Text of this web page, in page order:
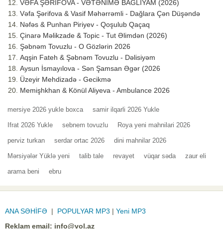
VƏFA ŞƏRİFOVA - VƏTƏNİMƏ BAĞLIYAM (2026)
Vəfa Şərifova & Vasif Məhərrəmli - Dağlara Çən Düşəndə
Nəfəs & Punhan Piriyev - Qoşulub Qaçaq
Çinarə Məlikzade & Topic - Tut Əlimdən (2026)
Şəbnəm Tovuzlu - O Gözlərin 2026
Aqşin Fateh & Şəbnəm Tovuzlu - Dəlisiyəm
Aysun İsmayılova - Sən Şamsan Əgər (2026
Üzeyir Mehdizadə - Gecikmə
Memişhkhan & Könül Aliyeva - Ambulance 2026
mersiye 2026 yukle boxca samir ilqarli 2026 Yukle
Ifrat 2026 Yukle sebnem tovuzlu Roya yeni mahnilari 2026
perviz turkan serdar ortac 2026 dini mahnilar 2026
Mərsiyələr Yüklə yeni talib tale revayet vüqar səda zaur eli
arama beni ebru
ANA SƏHİFƏ | POPULYAR MP3 | Yeni MP3
Reklam email: info@vol.az